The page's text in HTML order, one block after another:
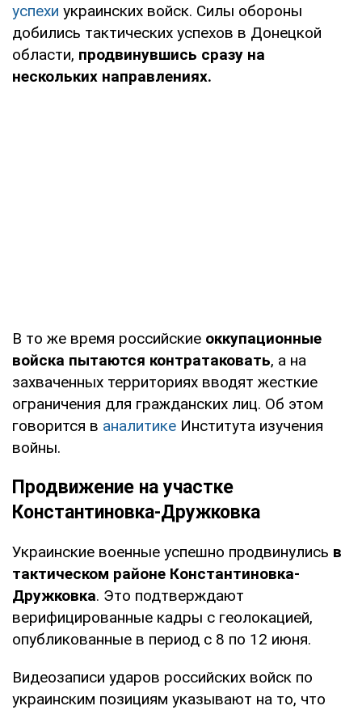
успехи украинских войск. Силы обороны
добились тактических успехов в Донецкой
области, продвинувшись сразу на
нескольких направлениях.
В то же время российские оккупационные
войска пытаются контратаковать, а на
захваченных территориях вводят жесткие
ограничения для гражданских лиц. Об этом
говорится в аналитике Института изучения
войны.
Продвижение на участке
Константиновка-Дружковка
Украинские военные успешно продвинулись в
тактическом районе Константиновка-
Дружковка. Это подтверждают
верифицированные кадры с геолокацией,
опубликованные в период с 8 по 12 июня.
Видеозаписи ударов российских войск по
украинским позициям указывают на то, что